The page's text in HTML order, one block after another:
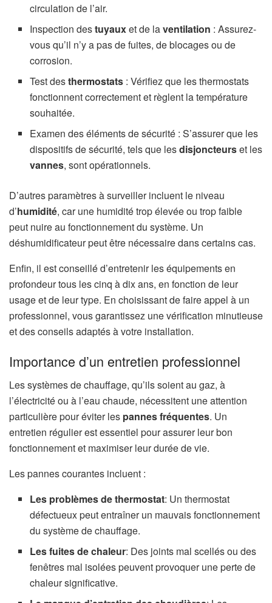
circulation de l’air.
Inspection destuyauxet de laventilation : Assurez-
vous qu’il n’y a pas de fuites, de blocages ou de
corrosion.
Test desthermostats : Vérifiez que les thermostats
fonctionnent correctement et règlent la température
souhaitée.
Examen des éléments de sécurité : S’assurer que les
dispositifs de sécurité, tels que lesdisjoncteurset les
vannes, sont opérationnels.
D’autres paramètres à surveiller incluent le niveau
d’humidité, car une humidité trop élevée ou trop faible
peut nuire au fonctionnement du système. Un
déshumidificateur peut être nécessaire dans certains cas.
Enfin, il est conseillé d’entretenir les équipements en
profondeur tous les cinq à dix ans, en fonction de leur
usage et de leur type. En choisissant de faire appel à un
professionnel, vous garantissez une vérification minutieuse
et des conseils adaptés à votre installation.
Importance d’un entretien professionnel
Les systèmes de chauffage, qu’ils soient au gaz, à
l’électricité ou à l’eau chaude, nécessitent une attention
particulière pour éviter les pannes fréquentes. Un
entretien régulier est essentiel pour assurer leur bon
fonctionnement et maximiser leur durée de vie.
Les pannes courantes incluent :
Les problèmes de thermostat: Un thermostat
défectueux peut entraîner un mauvais fonctionnement
du système de chauffage.
Les fuites de chaleur: Des joints mal scellés ou des
fenêtres mal isolées peuvent provoquer une perte de
chaleur significative.